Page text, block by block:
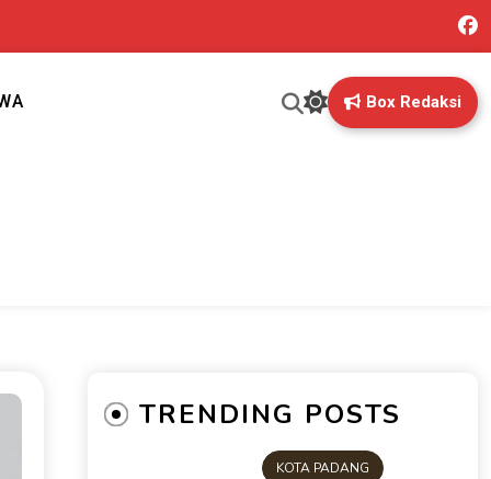
Box Redaksi
TRENDING POSTS
KOTA PADANG